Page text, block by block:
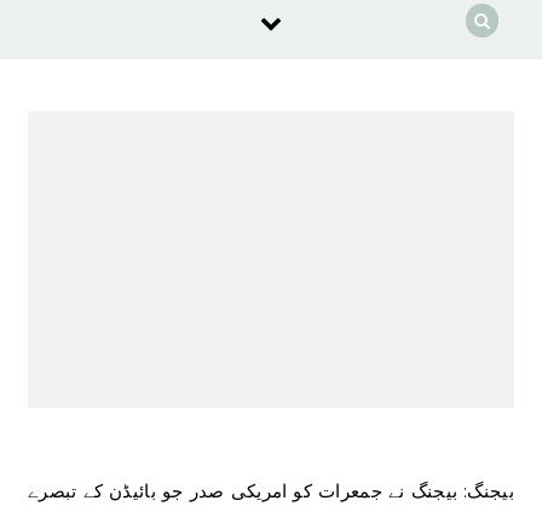
بیجنگ: بیجنگ نے جمعرات کو امریکی صدر جو بائیڈن کے تبصرے